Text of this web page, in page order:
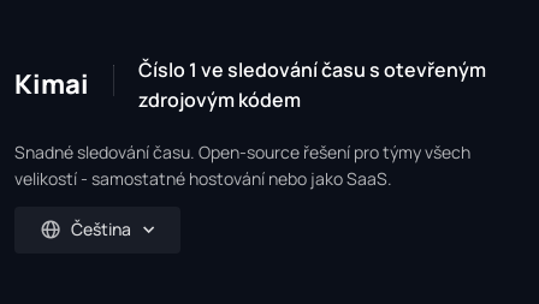
Kimai
Číslo 1 ve sledování času s otevřeným
zdrojovým kódem
Snadné sledování času. Open-source řešení pro týmy všech
velikostí - samostatné hostování nebo jako SaaS.
Čeština